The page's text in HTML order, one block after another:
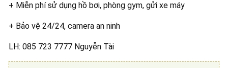
+ Miễn phí sử dụng hồ bơi, phòng gym, gửi xe máy
+ Bảo vệ 24/24, camera an ninh
LH: 085 723 7777 Nguyễn Tài